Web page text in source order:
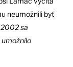
neumožnili byť
2002 sa